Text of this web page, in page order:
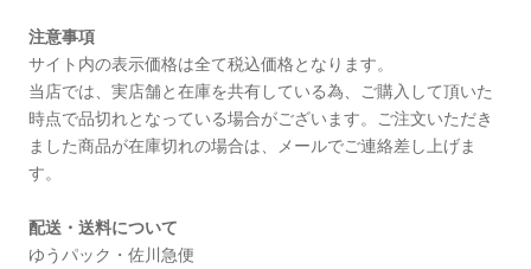
注意事項
サイト内の表示価格は全て税込価格となります。
当店では、実店舗と在庫を共有している為、ご購入して頂いた
時点で品切れとなっている場合がございます。ご注文いただき
ました商品が在庫切れの場合は、メールでご連絡差し上げま
す。
配送・送料について
ゆうパック・佐川急便